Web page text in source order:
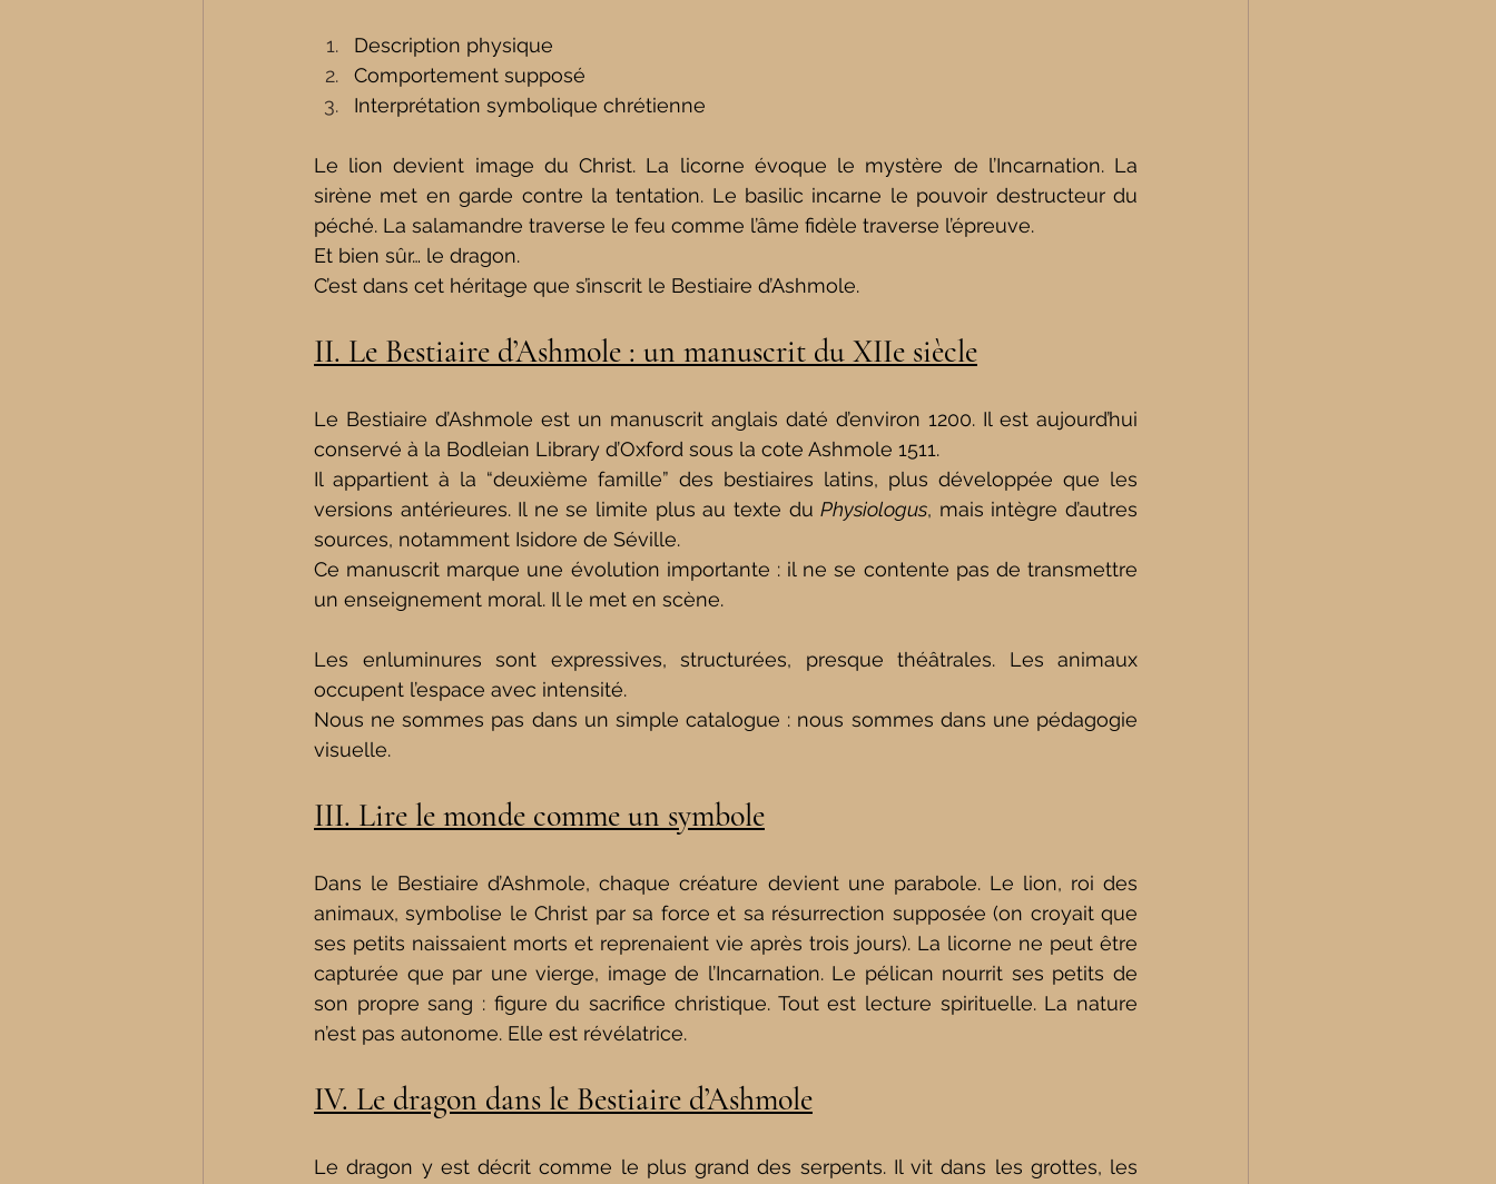
Description physique
Comportement supposé
Interprétation symbolique chrétienne
Le lion devient image du Christ. La licorne évoque le mystère de l’Incarnation. La
sirène met en garde contre la tentation. Le basilic incarne le pouvoir destructeur du
péché. La salamandre traverse le feu comme l’âme fidèle traverse l’épreuve.
Et bien sûr… le dragon.
C’est dans cet héritage que s’inscrit le Bestiaire d’Ashmole.
II. Le Bestiaire d’Ashmole : un manuscrit du XIIe siècle
Le Bestiaire d’Ashmole est un manuscrit anglais daté d’environ 1200. Il est aujourd’hui
conservé à la Bodleian Library d’Oxford sous la cote Ashmole 1511.
Il appartient à la “deuxième famille” des bestiaires latins, plus développée que les
versions antérieures. Il ne se limite plus au texte du Physiologus, mais intègre d’autres
sources, notamment Isidore de Séville.
Ce manuscrit marque une évolution importante : il ne se contente pas de transmettre
un enseignement moral. Il le met en scène.
Les enluminures sont expressives, structurées, presque théâtrales. Les animaux
occupent l’espace avec intensité.
Nous ne sommes pas dans un simple catalogue : nous sommes dans une pédagogie
visuelle.
III. Lire le monde comme un symbole
Dans le Bestiaire d’Ashmole, chaque créature devient une parabole. Le lion, roi des
animaux, symbolise le Christ par sa force et sa résurrection supposée (on croyait que
ses petits naissaient morts et reprenaient vie après trois jours). La licorne ne peut être
capturée que par une vierge, image de l’Incarnation. Le pélican nourrit ses petits de
son propre sang : figure du sacrifice christique. Tout est lecture spirituelle. La nature
n’est pas autonome. Elle est révélatrice.
IV. Le dragon dans le Bestiaire d’Ashmole
Le dragon y est décrit comme le plus grand des serpents. Il vit dans les grottes, les